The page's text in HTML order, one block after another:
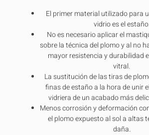
El primer material utilizado para
vidrio es el
No es necesario aplicar el
sobre la técnica del plomo y al no
mayor resistencia y durabilidad
vitral.
La sustitución de las tiras de
finas de estaño a la hora de unir
vidriera de un acabado más
Menos corrosión y deformación
el plomo expuesto al sol a altas
daña.